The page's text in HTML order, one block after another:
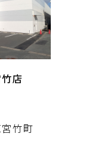
店
竹町